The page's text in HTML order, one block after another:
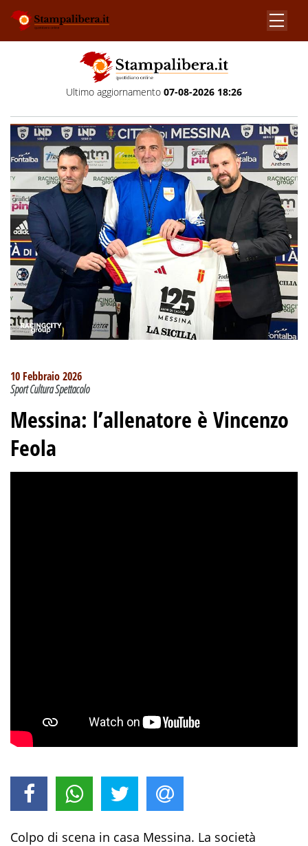
Ultimo aggiornamento 07-08-2026 18:26
10 Febbraio 2026
Sport Cultura Spettacolo
Messina: l’allenatore è Vincenzo
Feola
Colpo di scena in casa Messina. La società